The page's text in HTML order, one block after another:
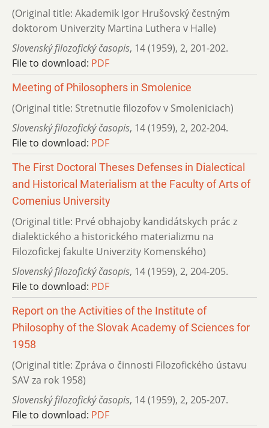
(Original title: Akademik Igor Hrušovský čestným
doktorom Univerzity Martina Luthera v Halle)
Slovenský filozofický časopis, 14 (1959), 2, 201-202.
File to download: PDF
Meeting of Philosophers in Smolenice
(Original title: Stretnutie filozofov v Smoleniciach)
Slovenský filozofický časopis, 14 (1959), 2, 202-204.
File to download: PDF
The First Doctoral Theses Defenses in Dialectical
and Historical Materialism at the Faculty of Arts of
Comenius University
(Original title: Prvé obhajoby kandidátskych prác z
dialektického a historického materializmu na
Filozofickej fakulte Univerzity Komenského)
Slovenský filozofický časopis, 14 (1959), 2, 204-205.
File to download: PDF
Report on the Activities of the Institute of
Philosophy of the Slovak Academy of Sciences for
1958
(Original title: Zpráva o činnosti Filozofického ústavu
SAV za rok 1958)
Slovenský filozofický časopis, 14 (1959), 2, 205-207.
File to download: PDF